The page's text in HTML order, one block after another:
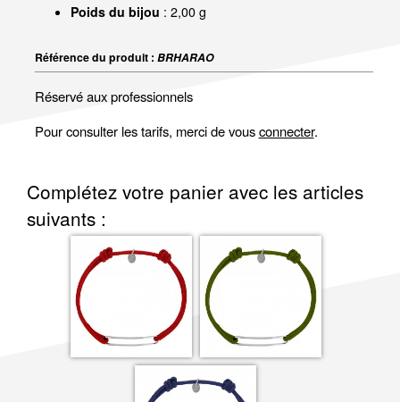
Poids du bijou : 2,00 g
Référence du produit : BRHARAO
Réservé aux professionnels
Pour consulter les tarifs, merci de vousconnecter.
Complétez votre panier avec les articles
suivants :